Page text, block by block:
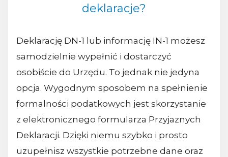
deklaracje?
Deklarację DN-1 lub informację IN-1 możesz
samodzielnie wypełnić i dostarczyć
osobiście do Urzędu. To jednak nie jedyna
opcja. Wygodnym sposobem na spełnienie
formalności podatkowych jest skorzystanie
z elektronicznego formularza Przyjaznych
Deklaracji. Dzięki niemu szybko i prosto
uzupełnisz wszystkie potrzebne dane oraz